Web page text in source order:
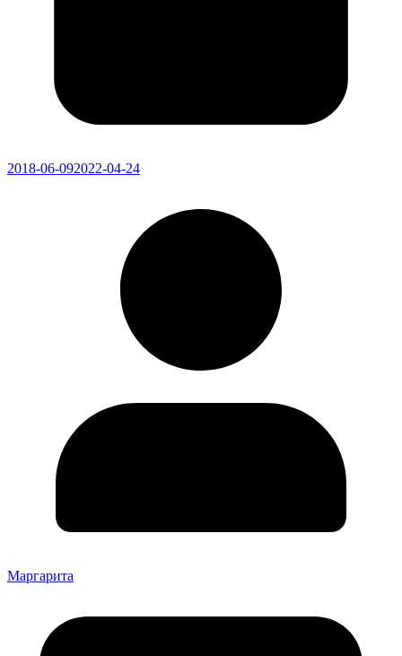
2018-06-092022-04-24
Маргарита